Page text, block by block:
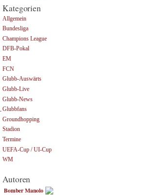
Kategorien
Allgemein
Bundesliga
Champions League
DFB-Pokal
EM
FCN
Glubb-Auswärts
Glubb-Live
Glubb-News
Glubbfans
Groundhopping
Stadion
Termine
UEFA-Cup / UI-Cup
WM
Autoren
Bomber Manolo